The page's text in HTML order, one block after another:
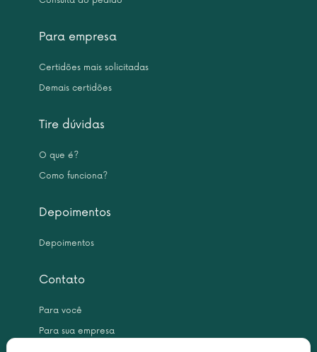
Para empresa
Certidões mais solicitadas
Demais certidões
Tire dúvidas
O que é?
Como funciona?
Depoimentos
Depoimentos
Contato
Para você
Para sua empresa